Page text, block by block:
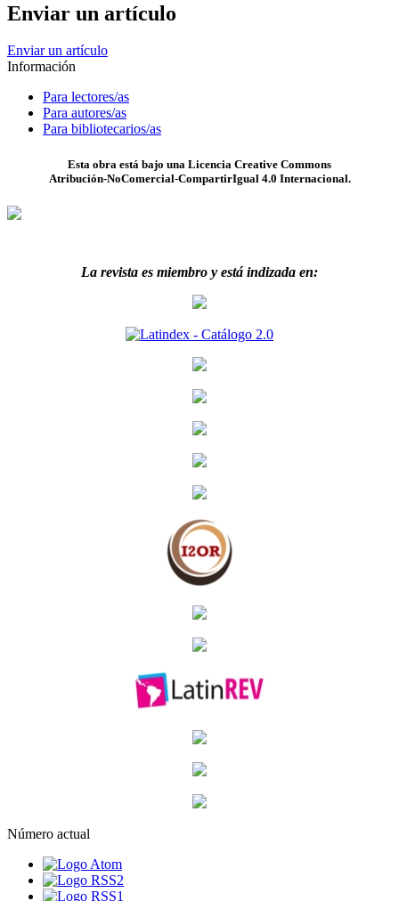
Enviar un artículo
Enviar un artículo
Información
Para lectores/as
Para autores/as
Para bibliotecarios/as
Esta obra está bajo una Licencia Creative Commons
Atribución-NoComercial-CompartirIgual 4.0 Internacional.
La revista es miembro y está indizada en:
Número actual